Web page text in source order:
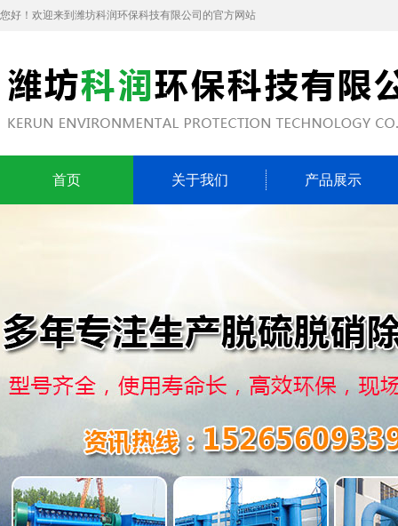
您好！欢迎来到潍坊科润环保科技有限公司的官方网站
首页 关于我们 产品展示